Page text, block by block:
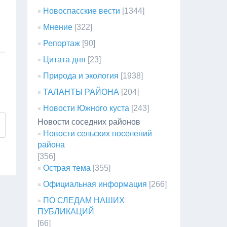
Новоспасские вести [1344]
Мнение [322]
Репортаж [90]
Цитата дня [23]
Природа и экология [1938]
ТАЛАНТЫ РАЙОНА [204]
Новости Южного куста [243]
Новости соседних районов
Новости сельских поселений
района
[356]
Острая тема [355]
Официальная информация [266]
ПО СЛЕДАМ НАШИХ
ПУБЛИКАЦИЙ
[66]